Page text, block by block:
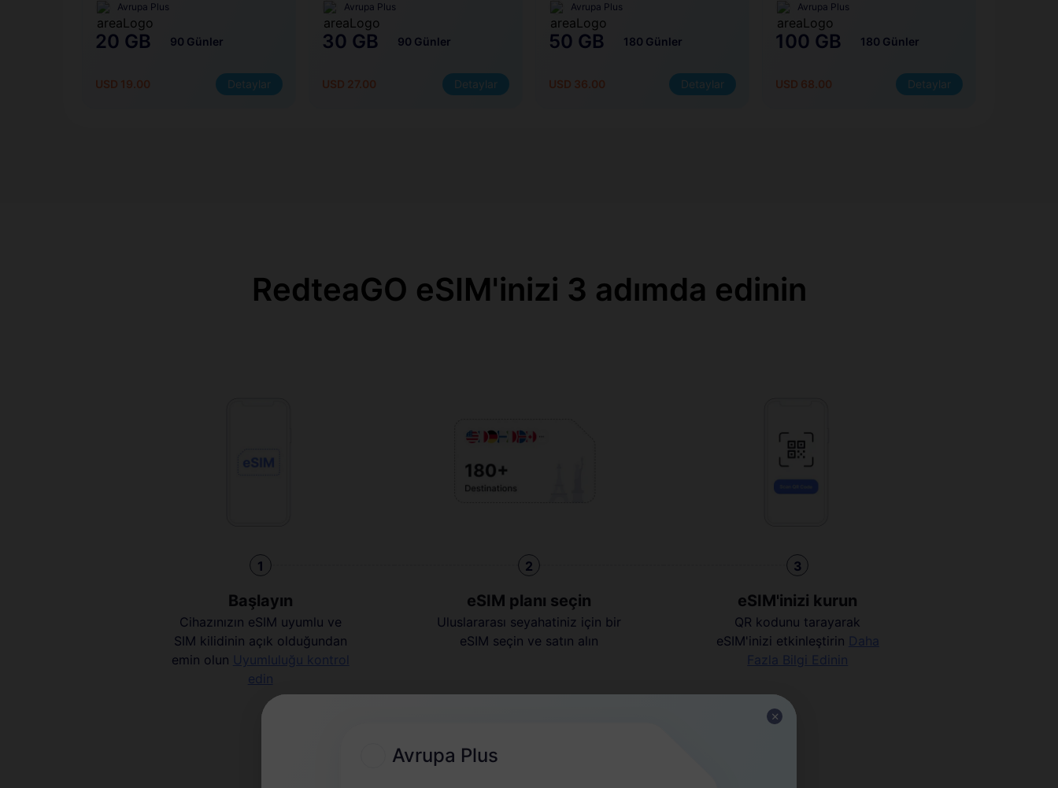
Avrupa Plus
20 GB 90 Günler
USD 19.00 Detaylar
Avrupa Plus
30 GB 90 Günler
USD 27.00 Detaylar
Avrupa Plus
50 GB 180 Günler
USD 36.00 Detaylar
Avrupa Plus
100 GB 180 Günler
USD 68.00 Detaylar
RedteaGO eSIM'inizi 3 adımda edinin
1
Başlayın
Cihazınızın eSIM uyumlu ve
SIM kilidinin açık olduğundan
emin olun Uyumluluğu kontrol
edin
2
eSIM planı seçin
Uluslararası seyahatiniz için bir
eSIM seçin ve satın alın
3
eSIM'inizi kurun
QR kodunu tarayarak
eSIM'inizi etkinleştirin Daha
Fazla Bilgi Edinin
Avrupa Plus